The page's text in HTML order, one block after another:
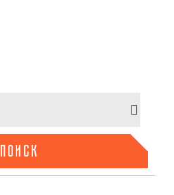
ПОИСК